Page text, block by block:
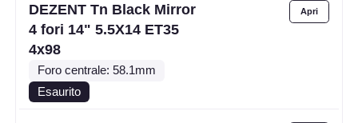
DEZENT Tn Black Mirror
4 fori 14" 5.5X14 ET35
4x98
Foro centrale: 58.1mm
Esaurito